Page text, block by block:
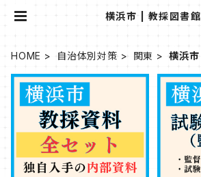
横浜市 | 教採図書館
HOME 自治体別対策 関東 横浜市